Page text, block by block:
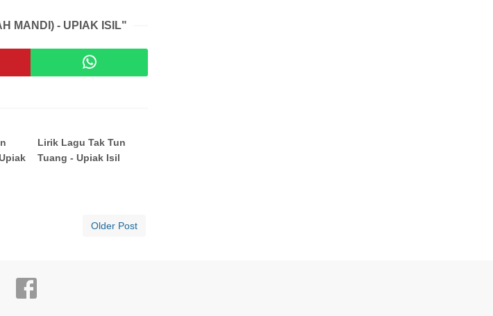
MANDI) - UPIAK ISIL"
Lirik Lagu Tak Tun
Tuang - Upiak Isil
Older Post